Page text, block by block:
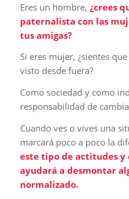
Eres un hombre, ¿crees
paternalista con las
tus amigas?
Si eres mujer, ¿sientes
visto desde fuera?
Como sociedad y como
responsabilidad de
Cuando ves o vives una
marcará poco a poco la
este tipo de actitudes
ayudará a desmontar
normalizado.